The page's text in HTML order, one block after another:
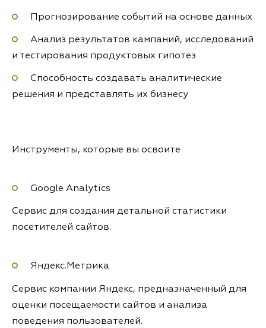
Прогнозирование событий на основе данных
Анализ результатов кампаний, исследований
и тестирования продуктовых гипотез
Способность создавать аналитические
решения и представлять их бизнесу
Инструменты, которые вы освоите
Google Analytics
Сервис для создания детальной статистики
посетителей сайтов.
Яндекс.Метрика
Сервис компании Яндекс, предназначенный для
оценки посещаемости сайтов и анализа
поведения пользователей.